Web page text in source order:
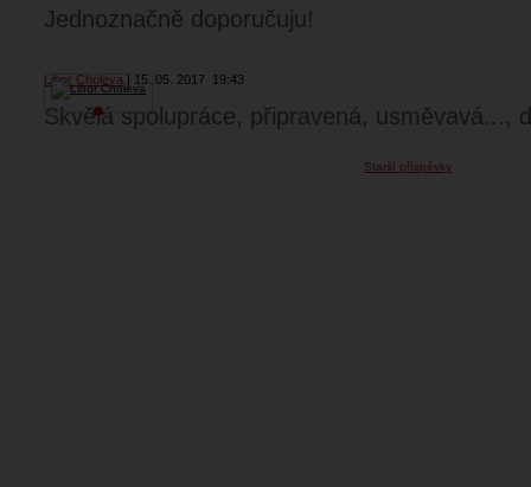
Jednoznačně doporučuju!
Libor Choleva 15. 05. 2017 19:43
Skvělá spolupráce, připravená, usměvavá...,
Starší příspěvky